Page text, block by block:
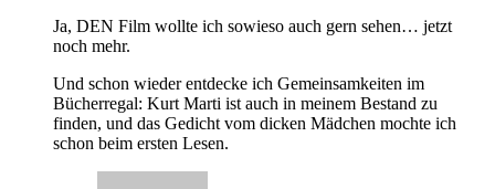
Ja, DEN Film wollte ich sowieso auch gern sehen… jetzt
noch mehr.
Und schon wieder entdecke ich Gemeinsamkeiten im
Bücherregal: Kurt Marti ist auch in meinem Bestand zu
finden, und das Gedicht vom dicken Mädchen mochte ich
schon beim ersten Lesen.